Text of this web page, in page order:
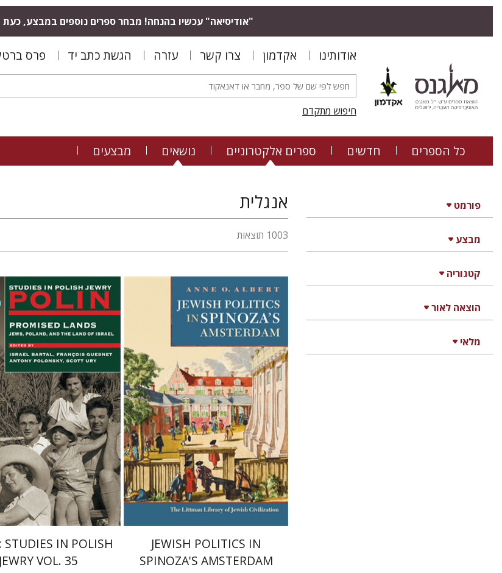
"אודיסיאה" עכשיו בהנחה! מבחר ספרים נוספים במבצע, כעת
אודותינו אקדמון צרו קשר עזרה הגשת כתב יד פרס
חיפוש מתקדם
כל הספרים חדשים ספרים אלקטרוניים נושאים מבצעים
פורמט
מבצע
קטגוריה
הוצאה לאור
מלאי
אנגלית
1003 תוצאות
אן א' אלברט
הנחת אתר ספר מודפס
$70
$63
JEWISH POLITICS IN
SPINOZA'S AMSTERDAM
ישראל ברטל
אנטוני
François Guesnet
סקוט אורי
STUDIES IN POLISH
JEWRY VOL. 35